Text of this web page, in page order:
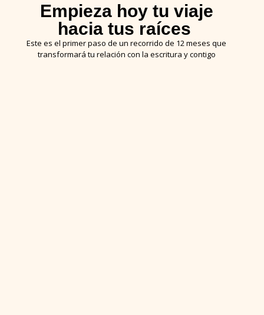
Empieza hoy tu viaje
hacia tus raíces
Este es el primer paso de un recorrido de 12 meses que
transformará tu relación con la escritura y contigo